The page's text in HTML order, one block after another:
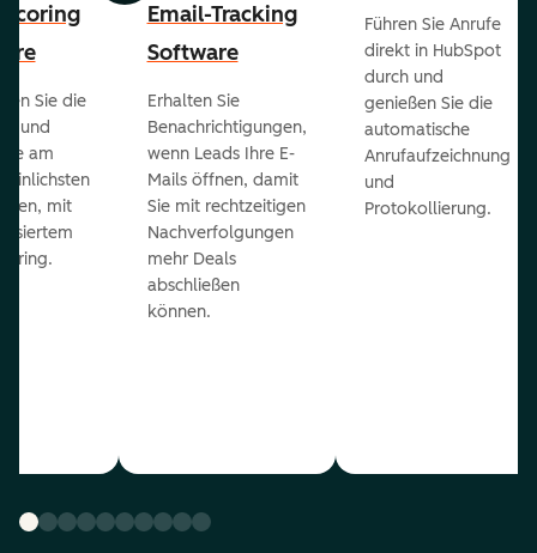
Sie die
und
am
mit
Email-Tracking
Software
Erhalten Sie
Benachrichtigungen,
wenn Leads Ihre E-
Mails öffnen, damit
Sie mit rechtzeitigen
Nachverfolgungen
mehr Deals
abschließen
können.
Führen Sie Anrufe
direkt in HubSpot
durch und
genießen Sie die
automatische
Anrufaufzeichnung
und
Protokollierung.